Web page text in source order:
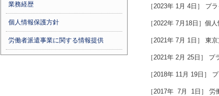
［2023年 1月 4日］ プ
［2022年 7月18日］個
［2021年 7月 1日］ 東
［2021年 2月 25日］
［2018年 11月 19日］
［2017年 7月 1日］ 労
業務経歴
個人情報保護方針
労働者派遣事業に関する情報提供